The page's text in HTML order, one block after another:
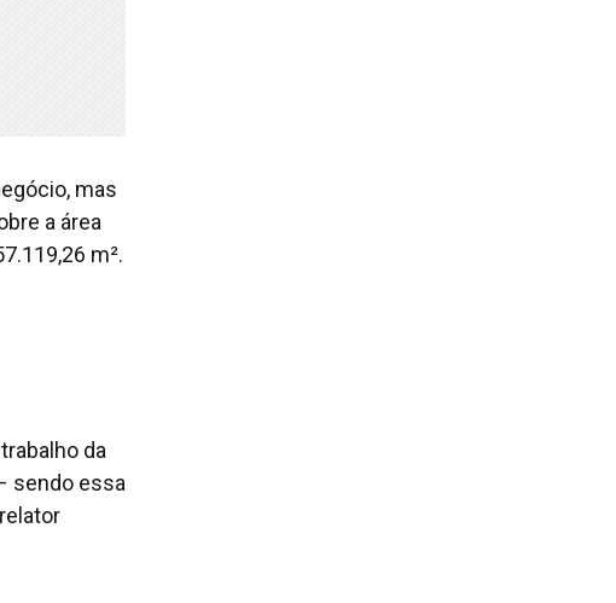
mas
a área
m².
da
sendo essa